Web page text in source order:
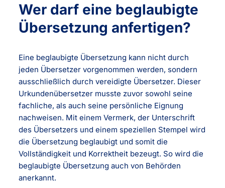
Wer darf eine beglaubigte
Übersetzung anfertigen?
Eine beglaubigte Übersetzung kann nicht durch
jeden Übersetzer vorgenommen werden, sondern
ausschließlich durch vereidigte Übersetzer. Dieser
Urkundenübersetzer musste zuvor sowohl seine
fachliche, als auch seine persönliche Eignung
nachweisen. Mit einem Vermerk, der Unterschrift
des Übersetzers und einem speziellen Stempel wird
die Übersetzung beglaubigt und somit die
Vollständigkeit und Korrektheit bezeugt. So wird die
beglaubigte Übersetzung auch von Behörden
anerkannt.